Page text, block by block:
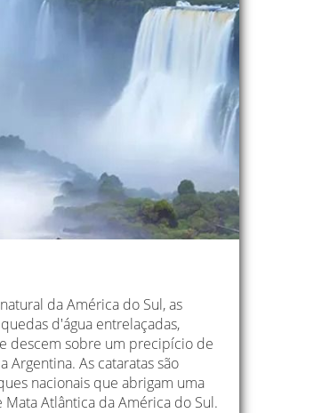
da América do Sul, as
d'água entrelaçadas,
descem sobre um precipício de
As cataratas são
nacionais que abrigam uma
Atlântica da América do Sul.